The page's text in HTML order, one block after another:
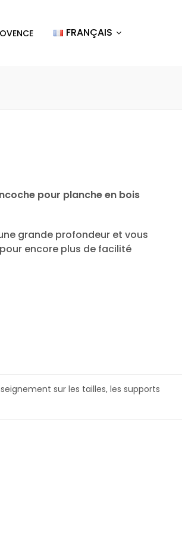
FRANÇAIS
pour planche en bois
grande profondeur et vous
encore plus de facilité
sur les tailles, les supports